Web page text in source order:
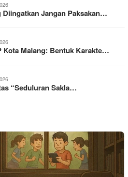
Diingatkan Jangan Paksakan…
Kota Malang: Bentuk Karakte…
“Seduluran Sakla…